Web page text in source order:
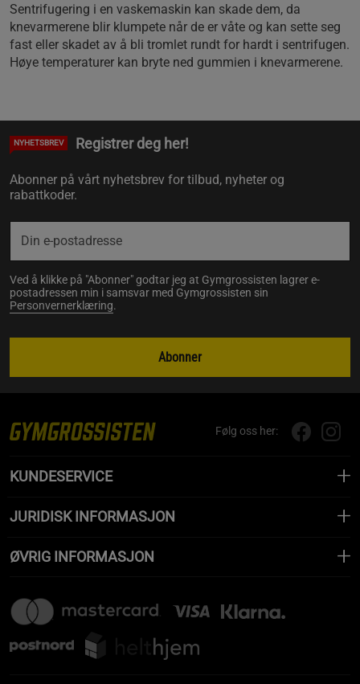
Sentrifugering i en vaskemaskin kan skade dem, da
knevarmerene blir klumpete når de er våte og kan sette seg
fast eller skadet av å bli tromlet rundt for hardt i sentrifugen.
Høye temperaturer kan bryte ned gummien i knevarmerene.
NYHETSBREV Registrer deg her!
Abonner på vårt nyhetsbrev for tilbud, nyheter og
rabattkoder.
Ved å klikke på "Abonner" godtar jeg at Gymgrossisten lagrer e-
postadressen min i samsvar med Gymgrossisten sin
Personvernerklæring.
Abonner
Følg oss her:
KUNDESERVICE
JURIDISK INFORMASJON
ØVRIG INFORMASJON